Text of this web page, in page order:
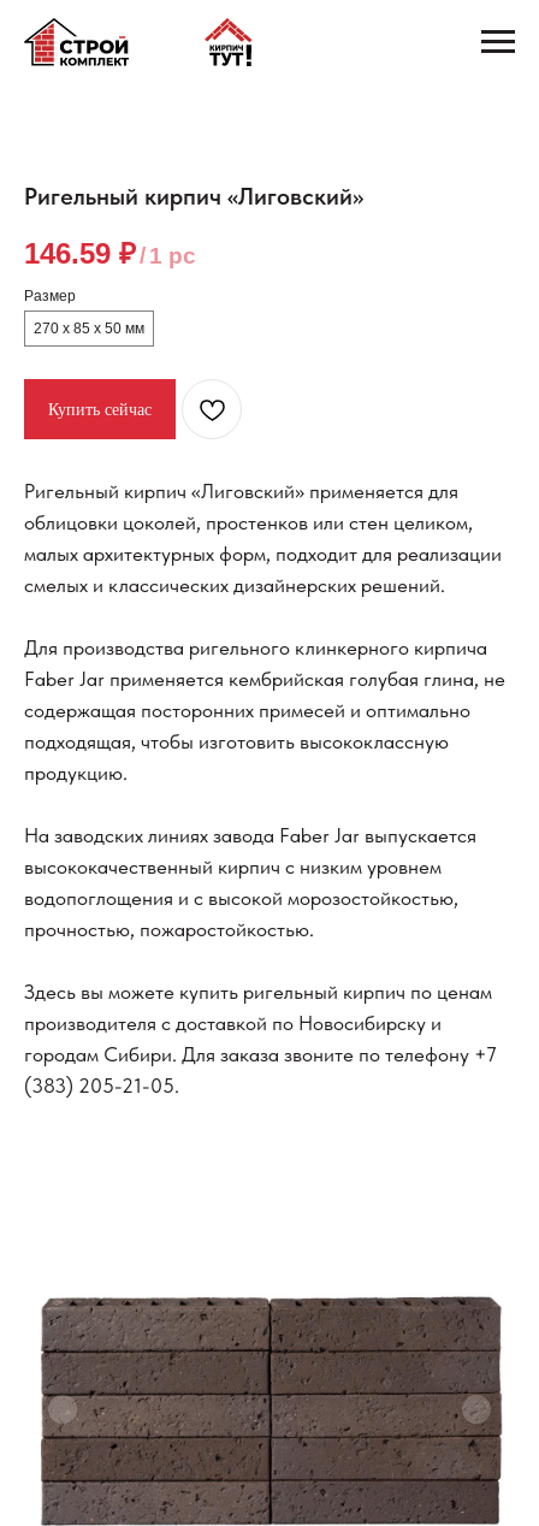
Ригельный кирпич «Лиговский»
146.59 ₽/1 pc
Размер
270 х 85 х 50 мм
Купить сейчас
Ригельный кирпич «Лиговский» применяется для
облицовки цоколей, простенков или стен целиком,
малых архитектурных форм, подходит для реализации
смелых и классических дизайнерских решений.
Для производства ригельного клинкерного кирпича
Faber Jar применяется кембрийская голубая глина, не
содержащая посторонних примесей и оптимально
подходящая, чтобы изготовить высококлассную
продукцию.
На заводских линиях завода Faber Jar выпускается
высококачественный кирпич с низким уровнем
водопоглощения и с высокой морозостойкостью,
прочностью, пожаростойкостью.
Здесь вы можете купить ригельный кирпич по ценам
производителя с доставкой по Новосибирску и
городам Сибири. Для заказа звоните по телефону +7
(383) 205-21-05.